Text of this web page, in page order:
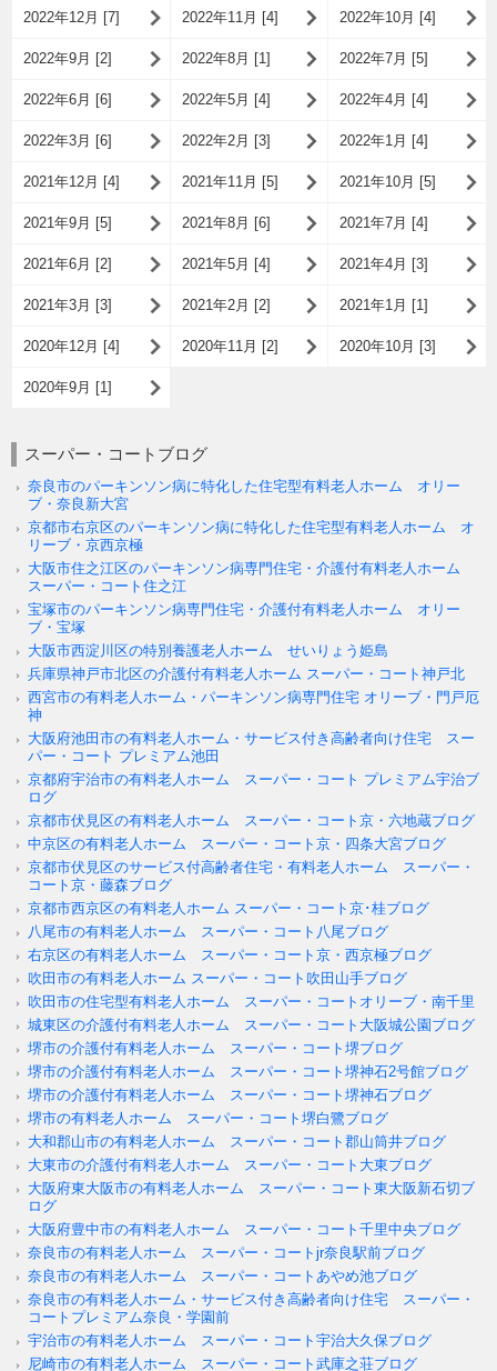
2022年12月 [7] 2022年11月 [4] 2022年10月 [4]
2022年9月 [2] 2022年8月 [1] 2022年7月 [5]
2022年6月 [6] 2022年5月 [4] 2022年4月 [4]
2022年3月 [6] 2022年2月 [3] 2022年1月 [4]
2021年12月 [4] 2021年11月 [5] 2021年10月 [5]
2021年9月 [5] 2021年8月 [6] 2021年7月 [4]
2021年6月 [2] 2021年5月 [4] 2021年4月 [3]
2021年3月 [3] 2021年2月 [2] 2021年1月 [1]
2020年12月 [4] 2020年11月 [2] 2020年10月 [3]
2020年9月 [1]
スーパー・コートブログ
奈良市のパーキンソン病に特化した住宅型有料老人ホーム オリー
ブ・奈良新大宮
京都市右京区のパーキンソン病に特化した住宅型有料老人ホーム オ
リーブ・京西京極
大阪市住之江区のパーキンソン病専門住宅・介護付有料老人ホーム
スーパー・コート住之江
宝塚市のパーキンソン病専門住宅・介護付有料老人ホーム オリー
ブ・宝塚
大阪市西淀川区の特別養護老人ホーム せいりょう姫島
兵庫県神戸市北区の介護付有料老人ホーム スーパー・コート神戸北
西宮市の有料老人ホーム・パーキンソン病専門住宅 オリーブ・門戸厄
神
大阪府池田市の有料老人ホーム・サービス付き高齢者向け住宅 スー
パー・コート プレミアム池田
京都府宇治市の有料老人ホーム スーパー・コート プレミアム宇治ブ
ログ
京都市伏見区の有料老人ホーム スーパー・コート京・六地蔵ブログ
中京区の有料老人ホーム スーパー・コート京・四条大宮ブログ
京都市伏見区のサービス付高齢者住宅・有料老人ホーム スーパー・
コート京・藤森ブログ
京都市西京区の有料老人ホーム スーパー・コート京･桂ブログ
八尾市の有料老人ホーム スーパー・コート八尾ブログ
右京区の有料老人ホーム スーパー・コート京・西京極ブログ
吹田市の有料老人ホーム スーパー・コート吹田山手ブログ
吹田市の住宅型有料老人ホーム スーパー・コートオリーブ・南千里
城東区の介護付有料老人ホーム スーパー・コート大阪城公園ブログ
堺市の介護付有料老人ホーム スーパー・コート堺ブログ
堺市の介護付有料老人ホーム スーパー・コート堺神石2号館ブログ
堺市の介護付有料老人ホーム スーパー・コート堺神石ブログ
堺市の有料老人ホーム スーパー・コート堺白鷺ブログ
大和郡山市の有料老人ホーム スーパー・コート郡山筒井ブログ
大東市の介護付有料老人ホーム スーパー・コート大東ブログ
大阪府東大阪市の有料老人ホーム スーパー・コート東大阪新石切ブ
ログ
大阪府豊中市の有料老人ホーム スーパー・コート千里中央ブログ
奈良市の有料老人ホーム スーパー・コートjr奈良駅前ブログ
奈良市の有料老人ホーム スーパー・コートあやめ池ブログ
奈良市の有料老人ホーム・サービス付き高齢者向け住宅 スーパー・
コートプレミアム奈良・学園前
宇治市の有料老人ホーム スーパー・コート宇治大久保ブログ
尼崎市の有料老人ホーム スーパー・コート武庫之荘ブログ